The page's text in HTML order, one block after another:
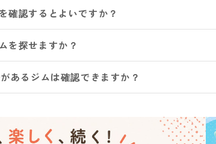
確認するとよいですか？
を探せますか？
あるジムは確認できますか？